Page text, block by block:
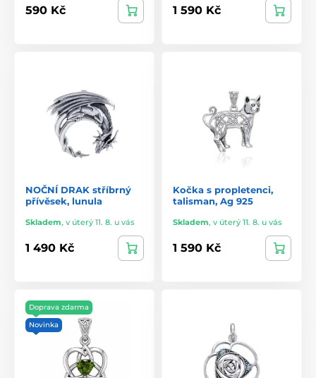
590 Kč 1 590 Kč
NOČNÍ DRAK stříbrný
přívěsek, lunula
Skladem, v úterý 11. 8. u vás
1 490 Kč
Kočka s propletenci,
talisman, Ag 925
Skladem, v úterý 11. 8. u vás
1 590 Kč
Doprava zdarma
Novinka